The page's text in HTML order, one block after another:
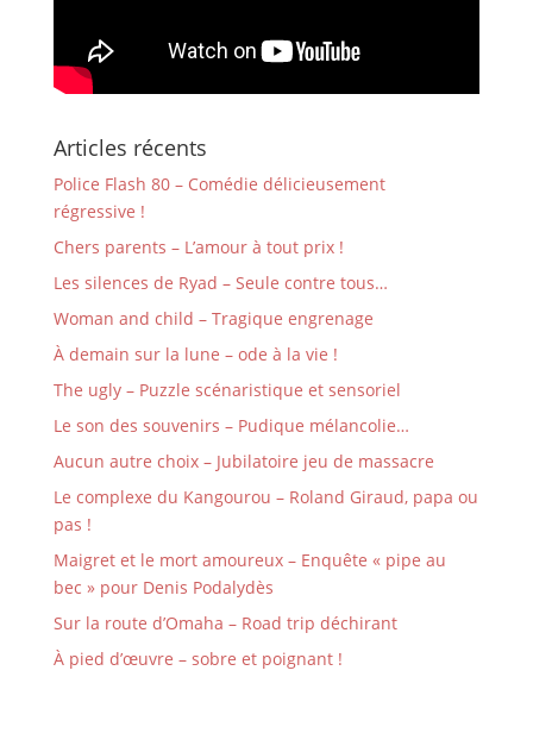
Articles récents
Police Flash 80 – Comédie délicieusement
régressive !
Chers parents – L’amour à tout prix !
Les silences de Ryad – Seule contre tous…
Woman and child – Tragique engrenage
À demain sur la lune – ode à la vie !
The ugly – Puzzle scénaristique et sensoriel
Le son des souvenirs – Pudique mélancolie…
Aucun autre choix – Jubilatoire jeu de massacre
Le complexe du Kangourou – Roland Giraud, papa ou
pas !
Maigret et le mort amoureux – Enquête « pipe au
bec » pour Denis Podalydès
Sur la route d’Omaha – Road trip déchirant
À pied d’œuvre – sobre et poignant !